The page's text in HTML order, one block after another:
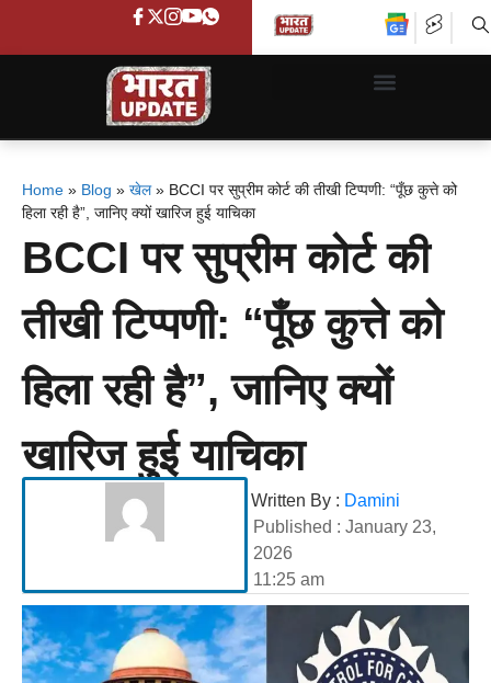
Home » Blog » खेल» BCCI पर सुप्रीम कोर्ट की तीखी टिप्पणी: “पूँछ कुत्ते को
हिला रही है”, जानिए क्यों खारिज हुई याचिका
BCCI पर सुप्रीम कोर्ट की
तीखी टिप्पणी: “पूँछ कुत्ते को
हिला रही है”, जानिए क्यों
खारिज हुई याचिका
Written By : Damini
Published : January 23,
2026
11:25 am